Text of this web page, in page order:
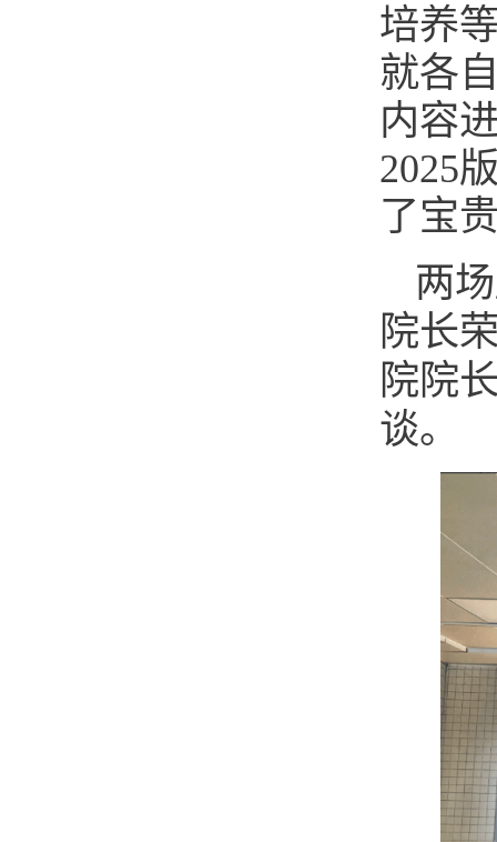
培养
就各
内容
2025
了宝
两
院长
院院
谈。